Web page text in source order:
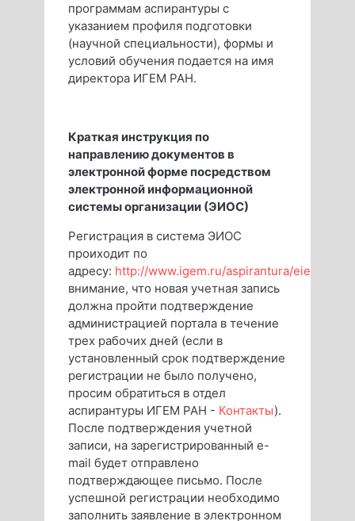
программам аспирантуры с
указанием профиля подготовки
(научной специальности), формы и
условий обучения подается на имя
директора ИГЕМ РАН.
Краткая инструкция по
направлению документов в
электронной форме посредством
электронной информационной
системы организации (ЭИОС)
Регистрация в система ЭИОС
проиходит по
адресу: http://www.igem.ru/aspirantura/eiee/user/
внимание, что новая учетная запись
должна пройти подтверждение
администрацией портала в течение
трех рабочих дней (если в
установленный срок подтверждение
регистрации не было получено,
просим обратиться в отдел
аспирантуры ИГЕМ РАН - Контакты).
После подтверждения учетной
записи, на зарегистрированный e-
mail будет отправлено
подтверждающее письмо. После
успешной регистрации необходимо
заполнить заявление в электронном